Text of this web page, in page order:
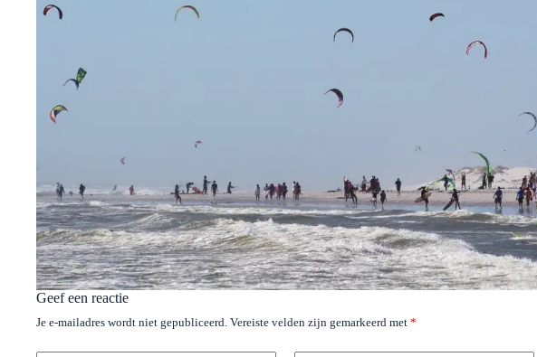
Geef een reactie
Je e-mailadres wordt niet gepubliceerd. Vereiste velden zijn gemarkeerd met *